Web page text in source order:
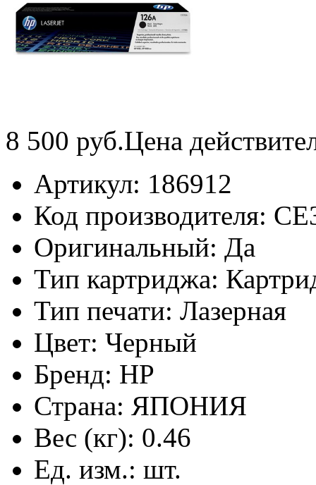
8 500 руб.Цена
Артикул: 186912
Код производителя:
Оригинальный: Да
Тип картриджа:
Тип печати: Лазерная
Цвет: Черный
Бренд: HP
Страна: ЯПОНИЯ
Вес (кг): 0.46
Ед. изм.: шт.